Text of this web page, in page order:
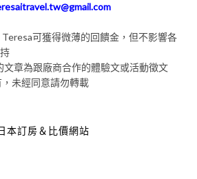
可獲得微薄的回饋金，但不影響各
章為跟廠商合作的體驗文或活動徵文
未經同意請勿轉載
本訂房＆比價網站